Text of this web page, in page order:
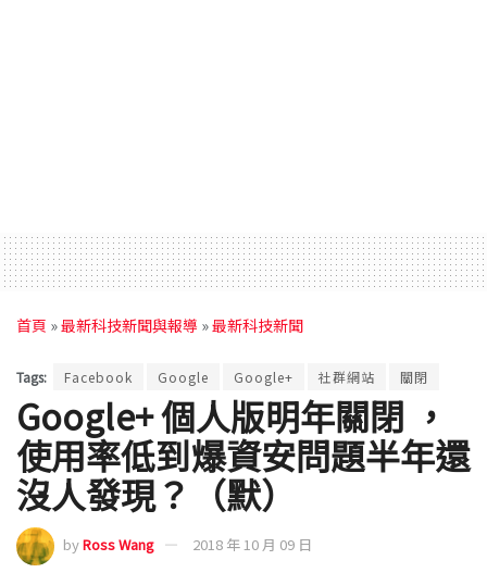
首頁 »最新科技新聞與報導 »最新科技新聞
Tags: Facebook Google Google+ 社群網站 關閉
Google+ 個人版明年關閉 ，
使用率低到爆資安問題半年還
沒人發現？（默）
byRoss Wang 2018 年 10 月 09 日